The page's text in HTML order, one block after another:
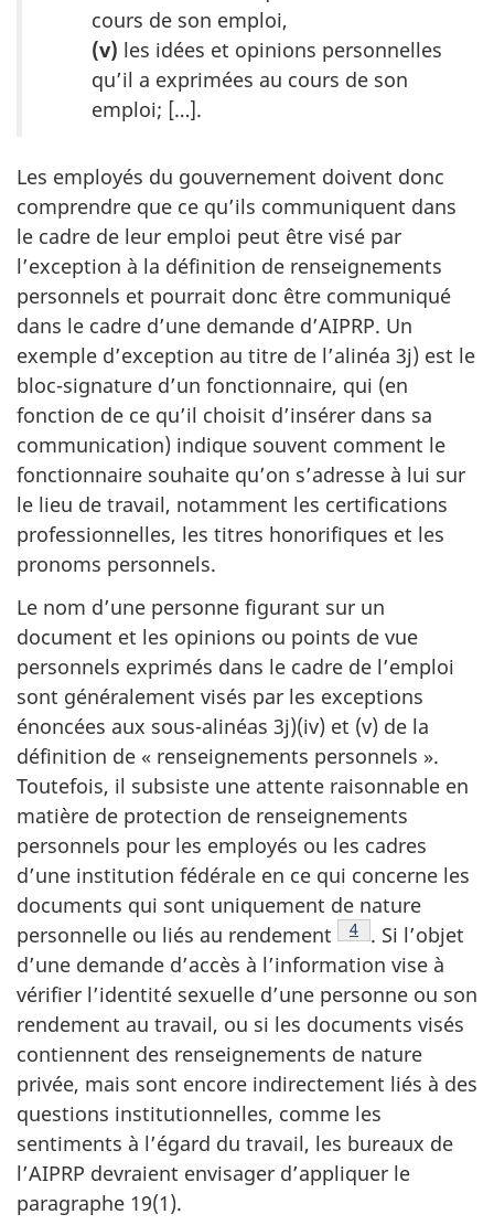
cours de son emploi,
(v) les idées et opinions personnelles
qu’il a exprimées au cours de son
emploi; […].
Les employés du gouvernement doivent donc
comprendre que ce qu’ils communiquent dans
le cadre de leur emploi peut être visé par
l’exception à la définition de renseignements
personnels et pourrait donc être communiqué
dans le cadre d’une demande d’AIPRP. Un
exemple d’exception au titre de l’alinéa 3j) est le
bloc-signature d’un fonctionnaire, qui (en
fonction de ce qu’il choisit d’insérer dans sa
communication) indique souvent comment le
fonctionnaire souhaite qu’on s’adresse à lui sur
le lieu de travail, notamment les certifications
professionnelles, les titres honorifiques et les
pronoms personnels.
Le nom d’une personne figurant sur un
document et les opinions ou points de vue
personnels exprimés dans le cadre de l’emploi
sont généralement visés par les exceptions
énoncées aux sous-alinéas 3j)(iv) et (v) de la
définition de « renseignements personnels ».
Toutefois, il subsiste une attente raisonnable en
matière de protection de renseignements
personnels pour les employés ou les cadres
d’une institution fédérale en ce qui concerne les
documents qui sont uniquement de nature
personnelle ou liés au rendement
Note de bas de
4
. Si l’objet
d’une demande d’accès à l’information vise à
vérifier l’identité sexuelle d’une personne ou son
rendement au travail, ou si les documents visés
contiennent des renseignements de nature
privée, mais sont encore indirectement liés à des
questions institutionnelles, comme les
sentiments à l’égard du travail, les bureaux de
l’AIPRP devraient envisager d’appliquer le
paragraphe 19(1).